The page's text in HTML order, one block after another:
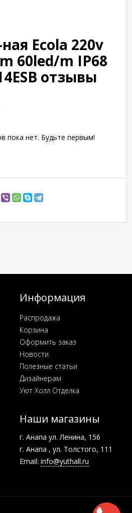
Ecola 220v
60led/m IP68
отзывы
пока нет. Будьте первым!
Информация
Распродажа
Корзина
Оформить заказ
Новости
Полезные статьи
Дизайнерам
Уют Холл Отделка
Наши магазины
г. Анапа ул. Ленина, 156
г. Анапа , ул. Толстого, 111
Email: info@yuthall.ru